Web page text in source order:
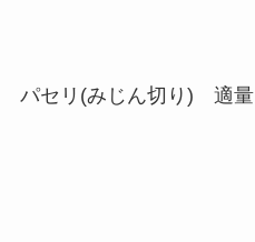
パセリ(みじん切り) 適量